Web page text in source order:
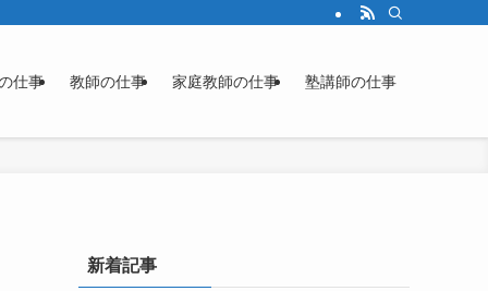
仕事 教師の仕事 家庭教師の仕事 塾講師の仕事
新着記事